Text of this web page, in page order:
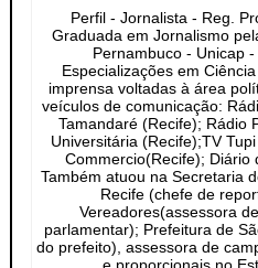
Perfil - Jornalista - Reg.
Graduada em Jornalismo
Pernambuco - Unicap
Especializações em
imprensa voltadas à área
veículos de comunicação:
Tamandaré (Recife); Rádio
Universitária (Recife);TV
Commercio(Recife); Diário
Também atuou na Secretaria
Recife (chefe de
Vereadores(assessora
parlamentar); Prefeitura de
do prefeito), assessora de